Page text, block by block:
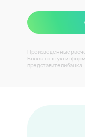
Произведенные
Более точную
представители банка.